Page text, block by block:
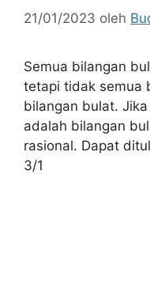
21/01/2023 oleh
Semua bilangan
tetapi tidak semua
bilangan bulat.
adalah bilangan
rasional. Dapat
3/1